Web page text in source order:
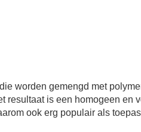
worden gemengd met
resultaat is een homogeen en
ook erg populair als